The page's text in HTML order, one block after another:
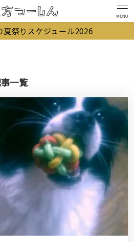
MENU
夏祭りスケジュール2026
一覧